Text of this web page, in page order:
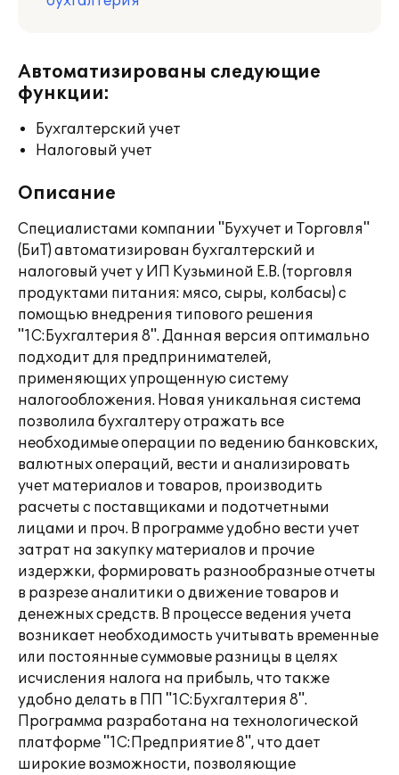
Автоматизированы следующие
функции:
Бухгалтерский учет
Налоговый учет
Описание
Специалистами компании "Бухучет и Торговля"
(БиТ) автоматизирован бухгалтерский и
налоговый учет у ИП Кузьминой Е.В. (торговля
продуктами питания: мясо, сыры, колбасы) с
помощью внедрения типового решения
"1С:Бухгалтерия 8". Данная версия оптимально
подходит для предпринимателей,
применяющих упрощенную систему
налогообложения. Новая уникальная система
позволила бухгалтеру отражать все
необходимые операции по ведению банковских,
валютных операций, вести и анализировать
учет материалов и товаров, производить
расчеты с поставщиками и подотчетными
лицами и проч. В программе удобно вести учет
затрат на закупку материалов и прочие
издержки, формировать разнообразные отчеты
в разрезе аналитики о движение товаров и
денежных средств. В процессе ведения учета
возникает необходимость учитывать временные
или постоянные суммовые разницы в целях
исчисления налога на прибыль, что также
удобно делать в ПП "1С:Бухгалтерия 8".
Программа разработана на технологической
платформе "1С:Предприятие 8", что дает
широкие возможности, позволяющие